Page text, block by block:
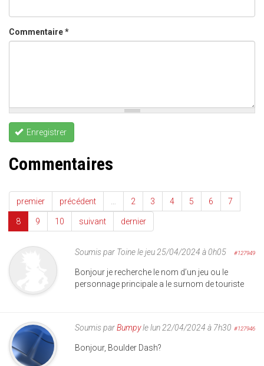
Commentaire*
Enregistrer
Commentaires
premier précédent 2 3 4 5 6 7
8 9 10 suivant dernier
Soumis par Toinele jeu 25/04/2024 à 0h05 #127949
Bonjour je recherche le nom d’un jeu ou le
personnage principale a le surnom de touriste
Soumis parBumpyle lun 22/04/2024 à 7h30 #127946
Bonjour, Boulder Dash?